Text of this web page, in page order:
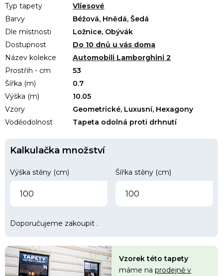
Typ tapety
Vliesové
Barvy
Béžová, Hnědá, Šedá
Dle místnosti
Ložnice, Obývák
Dostupnost
Do 10 dnů u vás doma
Název kolekce
Automobili Lamborghini 2
Prostřih - cm
53
Šířka (m)
0.7
Výška (m)
10.05
Vzory
Geometrické, Luxusní, Hexagony
Voděodolnost
Tapeta odolná proti drhnutí
Kalkulačka množství
Výška stěny (cm) Šířka stěny (cm)
Doporučujeme zakoupit .
Vzorek této tapety
máme na prodejně v